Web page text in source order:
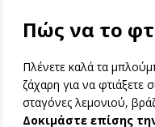
Πώς να το
Πλένετε καλά τα
ζάχαρη για να φτιάξετε
σταγόνες λεμονιού,
Δοκιμάστε επίσης